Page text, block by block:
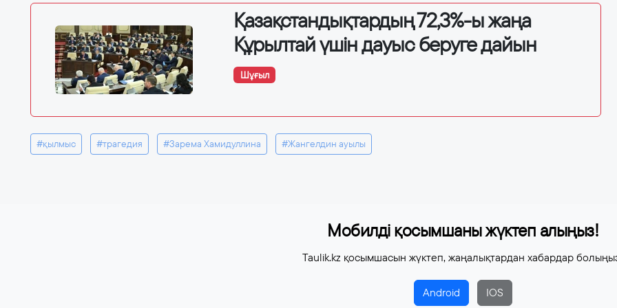
Қазақстандықтардың 72,3%-ы жаңа
Құрылтай үшін дауыс беруге дайын
Шұғыл
#қылмыс #трагедия #Зарема Хамидуллина #Жангелдин ауылы
Мобилді қосымшаны жүктеп алыңыз!
Taulik.kz қосымшасын жүктеп, жаңалықтардан хабардар
Android IOS